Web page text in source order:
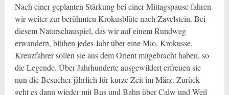
Nach einer geplanten Stärkung bei einer Mittagspause fahren
wir weiter zur berühmten Krokusblüte nach Zavelstein. Bei
diesem Naturschauspiel, das wir auf einem Rundweg
erwandern, blühen jedes Jahr über eine Mio. Krokusse,
Kreuzfahrer sollen sie aus dem Orient mitgebracht haben, so
die Legende. Über Jahrhunderte ausgewildert erfreuen sie
nun die Besucher jährlich für kurze Zeit im März. Zurück
geht es dann wieder mit Bus und Bahn über Calw und Weil